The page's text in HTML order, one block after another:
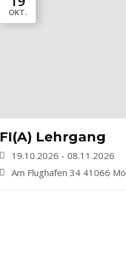
OKT.
FI(A) Lehrgang
19.10.2026 - 08.11.2026
Am Flughafen 34 41066